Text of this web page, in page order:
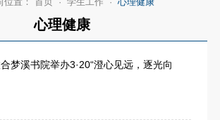
心理健康
梦溪书院举办3·20“澄心见远，逐光向